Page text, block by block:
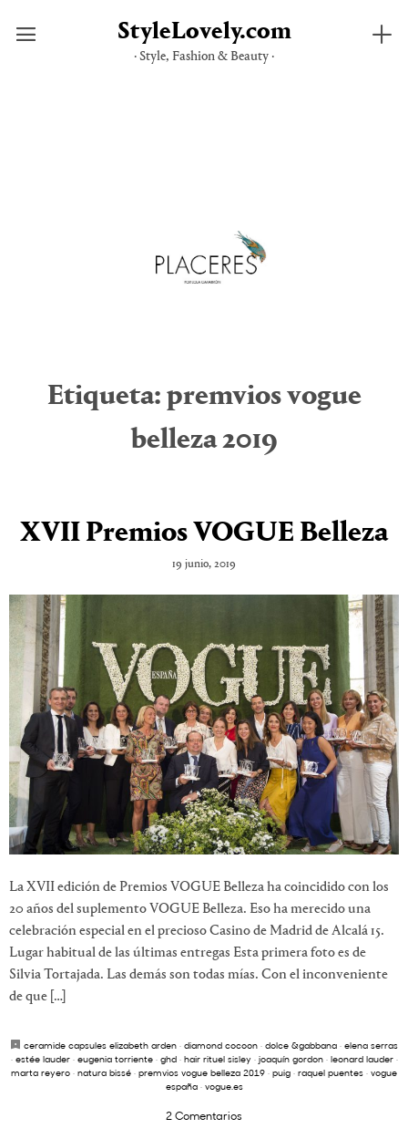
StyleLovely.com
· Style, Fashion & Beauty ·
Etiqueta: premvios vogue
belleza 2019
XVII Premios VOGUE Belleza
19 junio, 2019
La XVII edición de Premios VOGUE Belleza ha coincidido con los
20 años del suplemento VOGUE Belleza. Eso ha merecido una
celebración especial en el precioso Casino de Madrid de Alcalá 15.
Lugar habitual de las últimas entregas Esta primera foto es de
Silvia Tortajada. Las demás son todas mías. Con el inconveniente
de que […]
ceramide capsules elizabeth arden · diamond cocoon · dolce &gabbana · elena serras
· estée lauder· eugenia torriente· ghd· hair rituel sisley· joaquín gordon· leonard lauder·
marta reyero · natura bissé · premvios vogue belleza 2019 · puig · raquel puentes · vogue
españa· vogue.es
2 Comentarios